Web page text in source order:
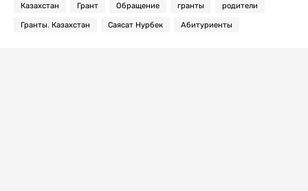
Казахстан Грант Обращение гранты родители
Гранты. Казахстан Саясат Нурбек Абитуриенты